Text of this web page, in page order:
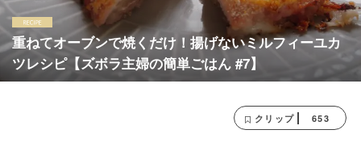
重ねてオーブンで焼くだけ！揚げないミルフィーユカ
ツレシピ【ズボラ主婦の簡単ごはん #7】
クリップ 653